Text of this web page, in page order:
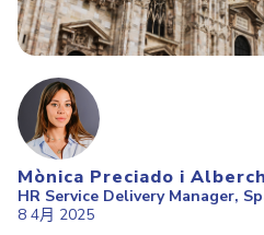
Mònica Preciado i Alberch
HR Service Delivery Manager,
8 4月 2025